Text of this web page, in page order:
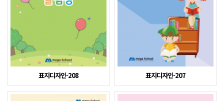
표지디자인-208 표지디자인-207